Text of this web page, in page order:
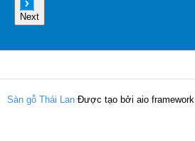
Next
Sàn gỗ Thái Lan Được tạo bởi aio framework